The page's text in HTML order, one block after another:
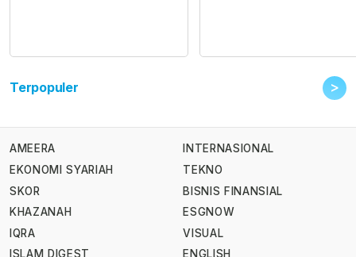
Terpopuler >
AMEERA
EKONOMI SYARIAH
SKOR
KHAZANAH
IQRA
ISLAM DIGEST
INTERNASIONAL
TEKNO
BISNIS FINANSIAL
ESGNOW
VISUAL
ENGLISH